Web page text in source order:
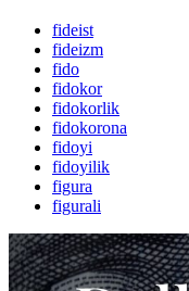
fideist
fideizm
fido
fidokor
fidokorlik
fidokorona
fidoyi
fidoyilik
figura
figurali